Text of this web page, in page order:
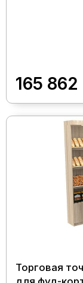
165 862
Торговая